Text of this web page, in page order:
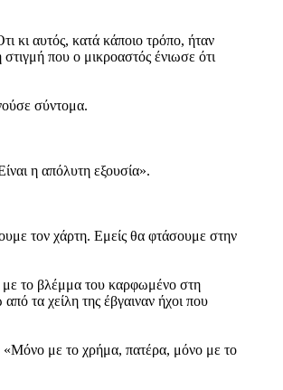
κι αυτός, κατά κάποιο τρόπο, ήταν
που ο μικροαστός ένιωσε ότι
σύντομα.
η απόλυτη εξουσία».
τον χάρτη. Εμείς θα φτάσουμε στην
με το βλέμμα του καρφωμένο στη
τα χείλη της έβγαιναν ήχοι που
«Μόνο με το χρήμα, πατέρα, μόνο με το